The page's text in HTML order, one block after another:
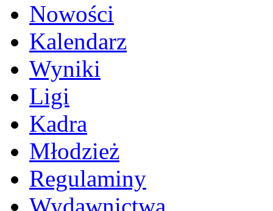
Nowości
Kalendarz
Wyniki
Ligi
Kadra
Młodzież
Regulaminy